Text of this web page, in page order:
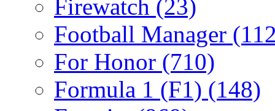
Firewatch (23)
Football Manager
For Honor (710)
Formula 1 (F1) (148)